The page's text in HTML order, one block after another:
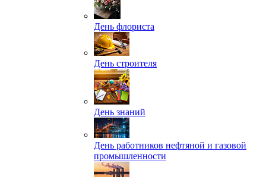
День флориста
День строителя
День знаний
День работников нефтяной и газовой
промышленности